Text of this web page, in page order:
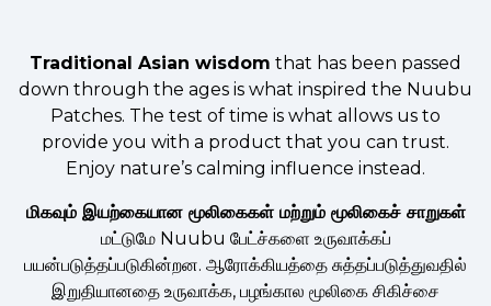
Traditional Asian wisdom that has been passed
down through the ages is what inspired the Nuubu
Patches. The test of time is what allows us to
provide you with a product that you can trust.
Enjoy nature’s calming influence instead.
மிகவும் இயற்கையான மூலிகைகள் மற்றும் மூலிகைச் சாறுகள்
மட்டுமே Nuubu பேட்ச்களை உருவாக்கப்
பயன்படுத்தப்படுகின்றன. ஆரோக்கியத்தை சுத்தப்படுத்துவதில்
இறுதியானதை உருவாக்க, பழங்கால மூலிகை சிகிச்சை